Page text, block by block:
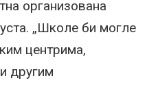
организована
„Школе би могле
центрима,
другим